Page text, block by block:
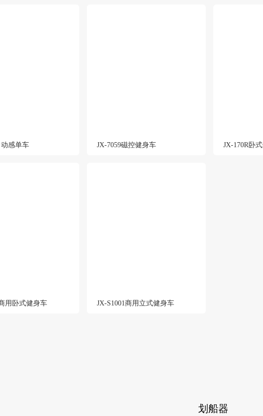
动感单车 JX-7059磁控健身车 JX-170R卧
用卧式健身车 JX-S1001商用立式健身车
划船器